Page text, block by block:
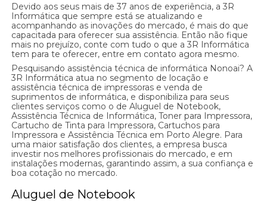
Devido aos seus mais de 37 anos de experiência, a 3R
Informática que sempre está se atualizando e
acompanhando as inovações do mercado, é mais do que
capacitada para oferecer sua assistência. Então não fique
mais no prejuízo, conte com tudo o que a 3R Informática
tem para te oferecer, entre em contato agora mesmo.
Pesquisando assistência técnica de informática Nonoai? A
3R Informática atua no segmento de locação e
assistência técnica de impressoras e venda de
suprimentos de informática, e disponibiliza para seus
clientes serviços como o de Aluguel de Notebook,
Assistência Técnica de Informática, Toner para Impressora,
Cartucho de Tinta para Impressora, Cartuchos para
Impressora e Assistência Técnica em Porto Alegre. Para
uma maior satisfação dos clientes, a empresa busca
investir nos melhores profissionais do mercado, e em
instalações modernas, garantindo assim, a sua confiança e
boa cotação no mercado.
Aluguel de Notebook